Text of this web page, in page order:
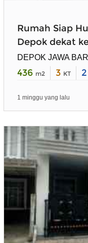
Rumah Siap
Depok dekat
DEPOK JAWA
436 m2 3 KT 2
1 minggu yang lalu